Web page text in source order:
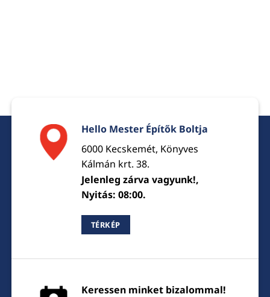
Hello Mester Építők Boltja
6000 Kecskemét, Könyves
Kálmán krt. 38.
Jelenleg zárva vagyunk!,
Nyitás: 08:00.
TÉRKÉP
Keressen minket bizalommal!